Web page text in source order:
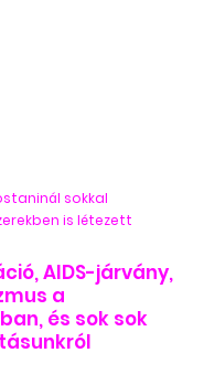
sokkal
is létezett
AIDS-járvány,
a
és sok sok